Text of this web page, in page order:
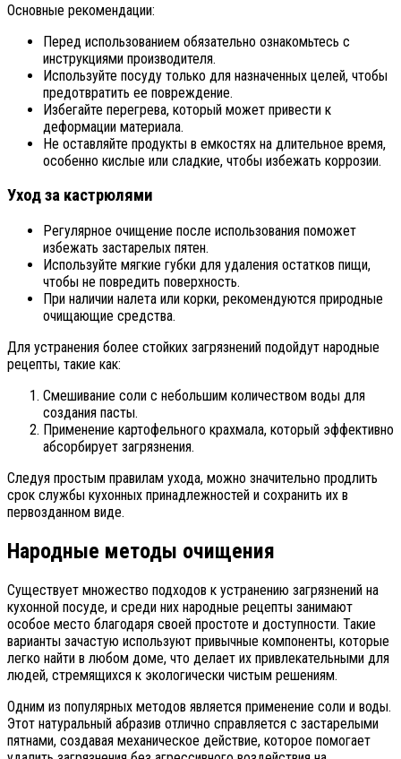
Основные рекомендации:
Перед использованием обязательно ознакомьтесь с
инструкциями производителя.
Используйте посуду только для назначенных целей, чтобы
предотвратить ее повреждение.
Избегайте перегрева, который может привести к
деформации материала.
Не оставляйте продукты в емкостях на длительное время,
особенно кислые или сладкие, чтобы избежать коррозии.
Уход за кастрюлями
Регулярное очищение после использования поможет
избежать застарелых пятен.
Используйте мягкие губки для удаления остатков пищи,
чтобы не повредить поверхность.
При наличии налета или корки, рекомендуются природные
очищающие средства.
Для устранения более стойких загрязнений подойдут народные
рецепты, такие как:
Смешивание соли с небольшим количеством воды для
создания пасты.
Применение картофельного крахмала, который эффективно
абсорбирует загрязнения.
Следуя простым правилам ухода, можно значительно продлить
срок службы кухонных принадлежностей и сохранить их в
первозданном виде.
Народные методы очищения
Существует множество подходов к устранению загрязнений на
кухонной посуде, и среди них народные рецепты занимают
особое место благодаря своей простоте и доступности. Такие
варианты зачастую используют привычные компоненты, которые
легко найти в любом доме, что делает их привлекательными для
людей, стремящихся к экологически чистым решениям.
Одним из популярных методов является применение соли и воды.
Этот натуральный абразив отлично справляется с застарелыми
пятнами, создавая механическое действие, которое помогает